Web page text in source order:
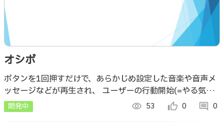
オシボ
ボタンを1回押すだけで、あらかじめ設定した音楽や音声メ
ッセージなどが再生され、 ユーザーの行動開始(=やる気を
出す)を後押しする。 コンセプトはワンアクションで、やる
気を起動する！
開発中 visibility 53 thumb_up_alt 0 comment 0